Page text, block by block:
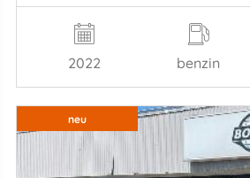
2022 benzin
neu